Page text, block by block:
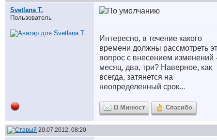
Svetlana T.
Пользователь
Интересно, в течение какого
времени должны рассмотреть
вопрос с внесением изменений
месяц, два, три? Наверное, как
всегда, затянется на
неопределенный срок...
В Минюст Спасибо
20.07.2012, 08:20